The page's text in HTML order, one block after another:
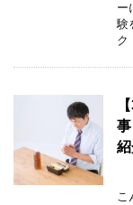
ー
験
紹
こ